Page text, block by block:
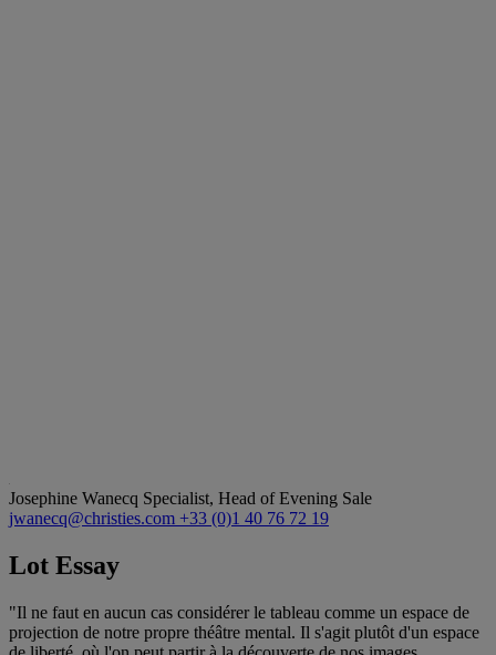
Josephine Wanecq Specialist, Head of Evening Sale
jwanecq@christies.com +33 (0)1 40 76 72 19
Lot Essay
"Il ne faut en aucun cas considérer le tableau comme un espace de
projection de notre propre théâtre mental. Il s'agit plutôt d'un espace